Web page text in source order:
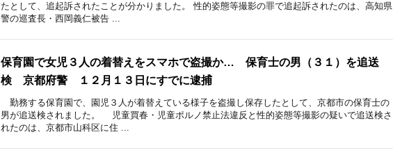
たとして、追起訴されたことが分かりました。 性的姿態等撮影の罪で追起訴されたのは、高知県
警の巡査長・西岡義仁被告 ...
保育園で女児３人の着替えをスマホで盗撮か… 保育士の男（３１）を追送
検 京都府警 １２月１３日にすでに逮捕
勤務する保育園で、園児３人が着替えている様子を盗撮し保存したとして、京都市の保育士の
男が追送検されました。 児童買春・児童ポルノ禁止法違反と性的姿態等撮影の疑いで追送検さ
れたのは、京都市山科区に住 ...